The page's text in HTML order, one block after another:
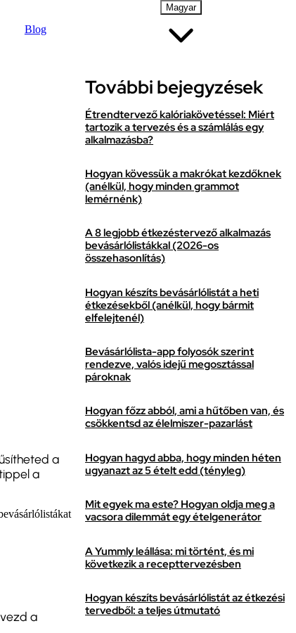
Blog
Magyar
a
a
a
További bejegyzések
Étrendtervező kalóriakövetéssel: Miért
tartozik a tervezés és a számlálás egy
alkalmazásba?
Hogyan kövessük a makrókat kezdőknek
(anélkül, hogy minden grammot
lemérnénk)
A 8 legjobb étkezéstervező alkalmazás
bevásárlólistákkal (2026-os
összehasonlítás)
Hogyan készíts bevásárlólistát a heti
étkezésekből (anélkül, hogy bármit
elfelejtenél)
Bevásárlólista-app folyosók szerint
rendezve, valós idejű megosztással
pároknak
Hogyan főzz abból, ami a hűtőben van, és
csökkentsd az élelmiszer-pazarlást
Hogyan hagyd abba, hogy minden héten
ugyanazt az 5 ételt edd (tényleg)
Mit egyek ma este? Hogyan oldja meg a
vacsora dilemmát egy ételgenerátor
A Yummly leállása: mi történt, és mi
következik a recepttervezésben
Hogyan készíts bevásárlólistát az étkezési
tervedből: a teljes útmutató